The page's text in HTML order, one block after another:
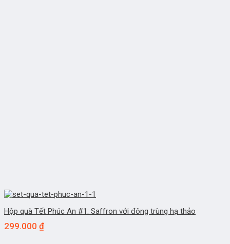
Hộp quà Tết Phúc An #1: Saffron với đông trùng hạ thảo
299.000 ₫